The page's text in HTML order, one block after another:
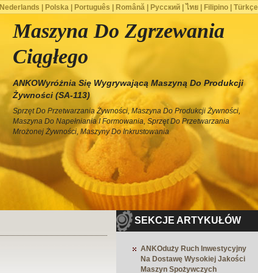
Maszyna Do Zgrzewania
Ciągłego
ANKOWyróżnia Się Wygrywającą Maszyną Do Produkcji
Żywności (SA-113)
Sprzęt Do Przetwarzania Żywności, Maszyna Do Produkcji Żywności,
Maszyna Do Napełniania I Formowania, Sprzęt Do Przetwarzania
Mrożonej Żywności, Maszyny Do Inkrustowania
SEKCJE ARTYKUŁÓW
ANKOduży Ruch Inwestycyjny
Na Dostawę Wysokiej Jakości
Maszyn Spożywczych
Nederlands Polska| Português Română| Русский| ไทย| Filipino| Türkçe